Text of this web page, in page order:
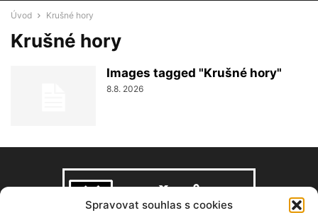
Spravovat souhlas s cookies
Úvod Krušné hory
Krušné hory
Images tagged "Krušné hory"
8.8. 2026